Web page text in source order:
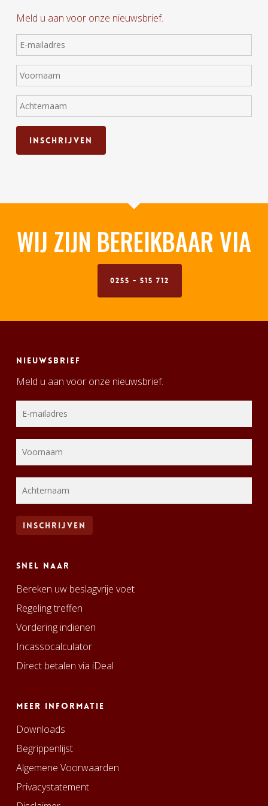
Meld u aan voor onze nieuwsbrief.
WIJ ZIJN BEREIKBAAR VIA
0255 - 515 712
Nieuwsbrief
Meld u aan voor onze nieuwsbrief.
Snel naar
Bereken uw beslagvrije voet
Regeling treffen
Vordering indienen
Incassocalculator
Direct betalen via iDeal
Meer informatie
Downloads
Begrippenlijst
Algemene Voorwaarden
Privacystatement